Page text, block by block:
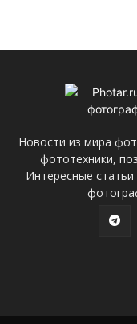
Новости из мира
фототехники,
Интересные